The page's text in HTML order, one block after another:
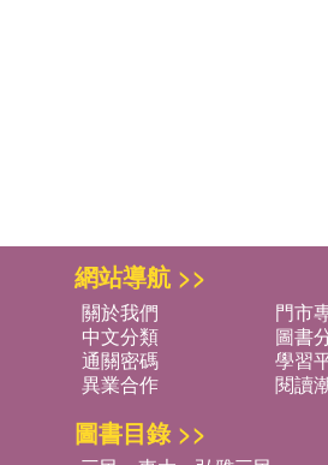
網站導航 >>
關於我們 門市
中文分類
圖書
通關密碼
學習
異業合作
閱讀
圖書目錄 >>